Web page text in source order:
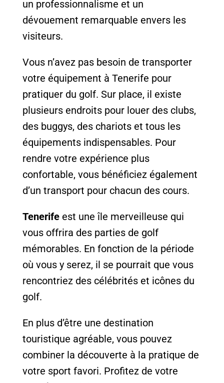
un professionnalisme et un
dévouement remarquable envers les
visiteurs.
Vous n’avez pas besoin de transporter
votre équipement à Tenerife pour
pratiquer du golf. Sur place, il existe
plusieurs endroits pour louer des clubs,
des buggys, des chariots et tous les
équipements indispensables. Pour
rendre votre expérience plus
confortable, vous bénéficiez également
d’un transport pour chacun des cours.
Tenerifeest une île merveilleuse qui
vous offrira des parties de golf
mémorables. En fonction de la période
où vous y serez, il se pourrait que vous
rencontriez des célébrités et icônes du
golf.
En plus d’être une destination
touristique agréable, vous pouvez
combiner la découverte à la pratique de
votre sport favori. Profitez de votre